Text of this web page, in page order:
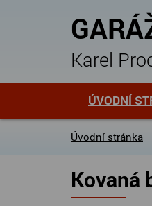
Karel
ÚVODNÍ
Úvodní stránka
Kovaná